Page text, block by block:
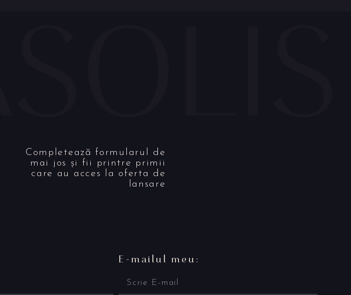
Completează formularul de
mai jos și fii printre primii
care au acces la oferta de
lansare
E-mailul meu: